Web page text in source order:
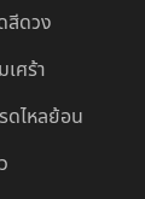
สีดวง
เศร้า
ดไหลย้อน